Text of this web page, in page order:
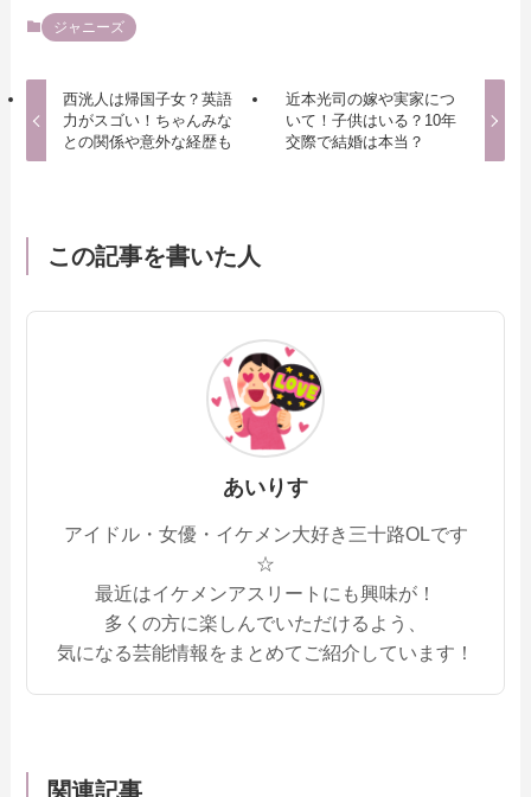
ジャニーズ
西洸人は帰国子女？英語
力がスゴい！ちゃんみな
との関係や意外な経歴も
近本光司の嫁や実家につ
いて！子供はいる？10年
交際で結婚は本当？
この記事を書いた人
あいりす
アイドル・女優・イケメン大好き三十路OLです
☆
最近はイケメンアスリートにも興味が！
多くの方に楽しんでいただけるよう、
気になる芸能情報をまとめてご紹介しています！
関連記事